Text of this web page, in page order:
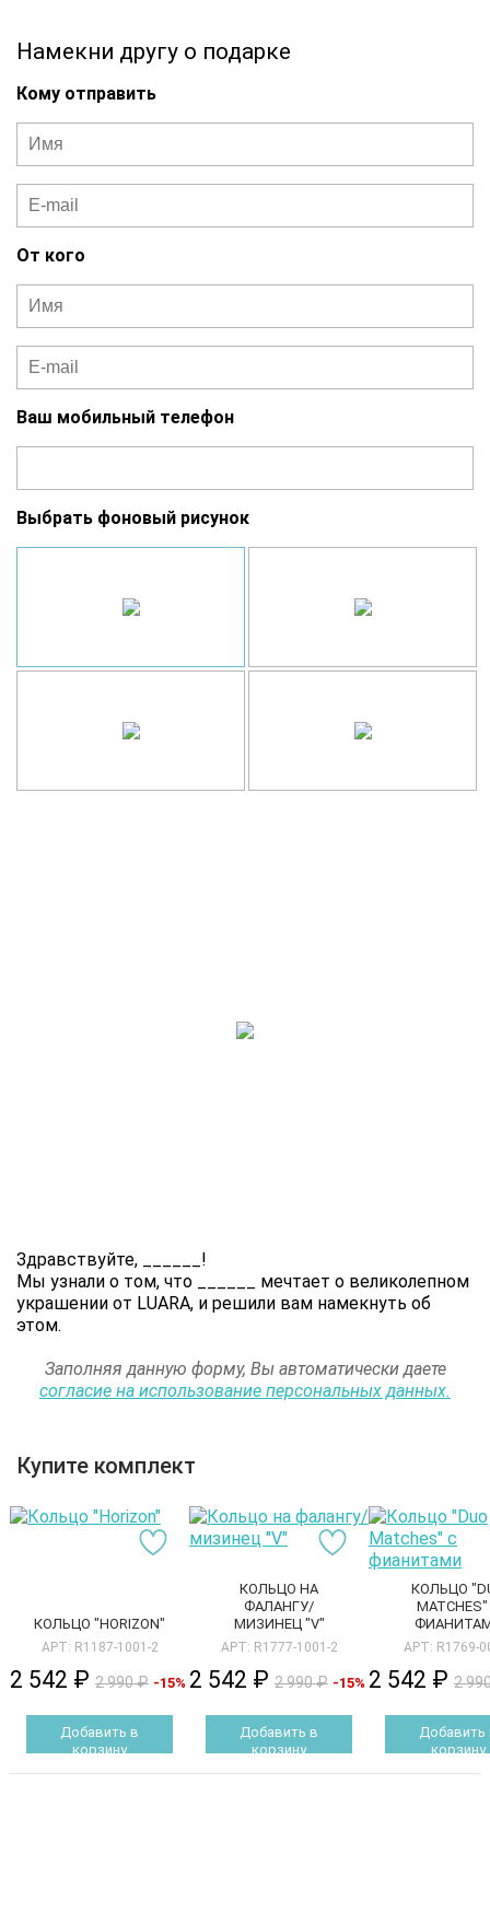
Намекни другу о подарке
Кому отправить
От кого
Ваш мобильный телефон
Выбрать фоновый рисунок
Здравствуйте,
!
Мы узнали о том, что
мечтает о великолепном
украшении от LUARA, и решили вам намекнуть об
этом.
Заполняя данную форму, Вы автоматически даете
согласие на использование персональных данных.
Купите комплект
КОЛЬЦО "HORIZON"
АРТ: R1187-1001-2
2 542 ₽ 2 990 ₽ -15%
Добавить в
корзину
КОЛЬЦО НА
ФАЛАНГУ/
МИЗИНЕЦ "V"
АРТ: R1777-1001-2
2 542 ₽ 2 990 ₽ -15%
Добавить в
корзину
КОЛЬЦО
АРТ: R1769-
2 542 ₽ 2
Добавить
корзину